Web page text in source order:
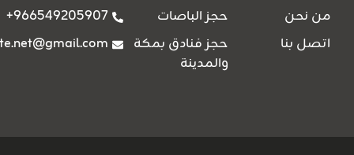
من نحن
اتصل بنا
حجز الباصات
حجز فنادق بمكة
والمدينة
966549205907+